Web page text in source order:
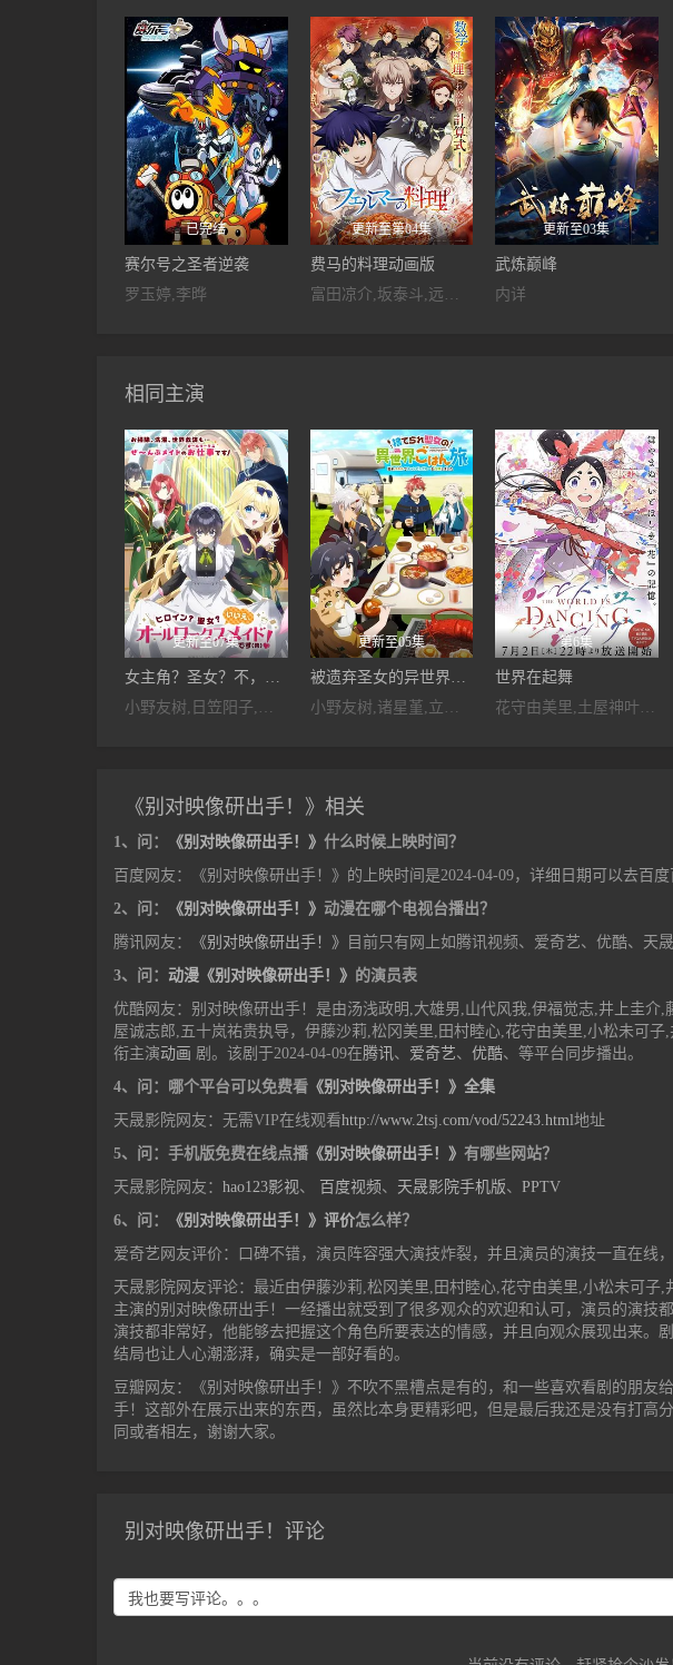
已完结
赛尔号之圣者逆袭
罗玉婷,李晔
更新至第04集
费马的料理动画版
富田凉介,坂泰斗,远藤大智,永冢拓马,依田菜津,池泽春菜,橘龙丸,古川慎,若山诗音,永濑安奈
更新至03集
武炼巅峰
内详
相同主演
更新至07集
女主角？圣女？不，我是杂役女仆（自豪）
小野友树,日笠阳子,大久保瑠美,堀江瞬,天崎滉平,仲村宗悟,宫本侑芽
更新至05集
被遗弃圣女的异世界美食之旅用隐藏技能召唤了露营车
小野友树,诸星堇,立花慎之介,田村由香里,山本兼平,千叶翔也,本渡枫,德井青空
第6集
世界在起舞
花守由美里,土屋神叶,内田真礼,朴璐美,樱井孝宏,Takahiro,Sakurai,小西克幸,Katsuyuki,Konishi,飞田展男,能登麻美子,Mamiko,Noto,水濑祈
《别对映像研出手！》相关
1、问： 《别对映像研出手！》 什么时候上映时间？
百度网友：《别对映像研出手！》的上映时间是2024-04-09，详细日期可以去百度
2、问：
《别对映像研出手！》 动漫在哪个电视台播出？
腾讯网友：
《别对映像研出手！》
目前只有网上如腾讯视频、爱奇艺、优酷、天
3、问： 动漫《别对映像研出手！》 的演员表
优酷网友：别对映像研出手！是由汤浅政明,大雄男,山代风我,伊福觉志,井上圭介
屋诚志郎,五十岚祐贵执导，伊藤沙莉,松冈美里,田村睦心,花守由美里,小松未可
衔主演动画 剧。该剧于2024-04-09在腾讯、 爱奇艺、 优酷、等平台同步播出。
4、问：哪个平台可以免费看 《别对映像研出手！》全集
天晟影院网友：无需VIP在线观看http://www.2tsj.com/vod/52243.html地址
5、问：手机版免费在线点播 《别对映像研出手！》 有哪些网站？
天晟影院网友： hao123影视、 百度视频、 天晟影院手机版、 PPTV
6、问：
《别对映像研出手！》评价怎么样？
爱奇艺网友评价：口碑不错，演员阵容强大演技炸裂，并且演员的演技一直在线
天晟影院网友评论：最近由伊藤沙莉,松冈美里,田村睦心,花守由美里,小松未可子
主演的别对映像研出手！一经播出就受到了很多观众的欢迎和认可，演员的演技
演技都非常好，他能够去把握这个角色所要表达的情感，并且向观众展现出来。
结局也让人心潮澎湃，确实是一部好看的。
豆瓣网友：《别对映像研出手！》不吹不黑槽点是有的，和一些喜欢看剧的朋友
手！这部外在展示出来的东西，虽然比本身更精彩吧，但是最后我还是没有打高
同或者相左，谢谢大家。
别对映像研出手！评论